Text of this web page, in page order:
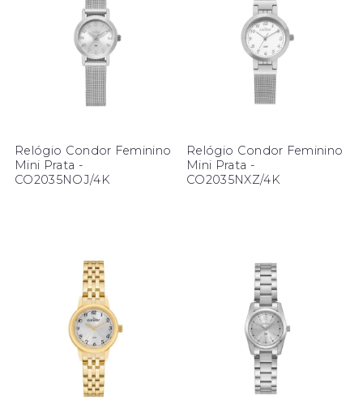
Relógio Condor Feminino
Mini Prata -
CO2035NOJ/4K
Relógio Condor Feminino
Mini Prata -
CO2035NXZ/4K